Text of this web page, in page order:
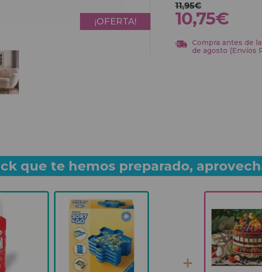
¡OFERTA!
11,95€
10,75€
Compra antes de
de agosto (Envíos
que te hemos preparado,